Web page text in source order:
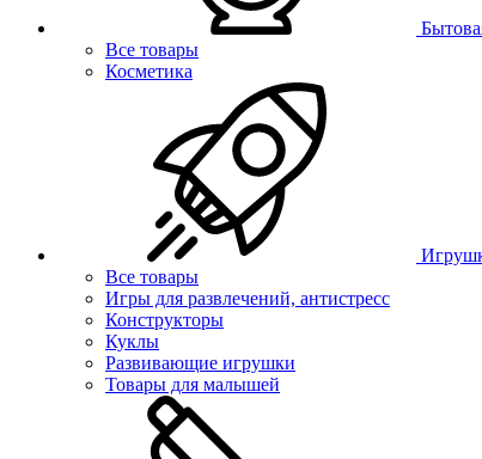
Все товары
Косметика
Все товары
Игры для развлечений, антистресс
Конструкторы
Куклы
Развивающие игрушки
Товары для малышей